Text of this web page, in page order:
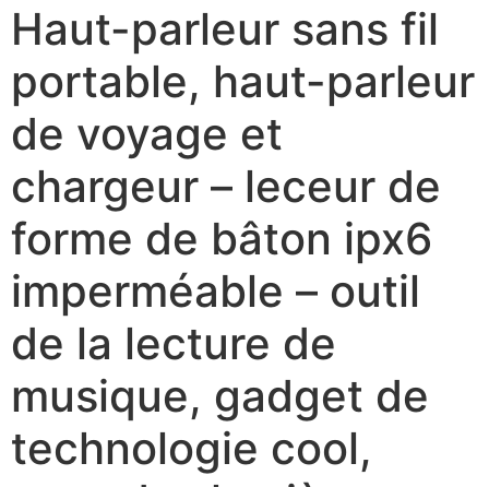
Haut-parleur sans fil
portable, haut-parleur
de voyage et
chargeur – leceur de
forme de bâton ipx6
imperméable – outil
de la lecture de
musique, gadget de
technologie cool,